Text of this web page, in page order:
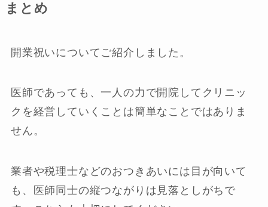
まとめ
開業祝いについてご紹介しました。
医師であっても、一人の力で開院してクリニッ
クを経営していくことは簡単なことではありま
せん。
業者や税理士などのおつきあいには目が向いて
も、医師同士の縦つながりは見落としがちで